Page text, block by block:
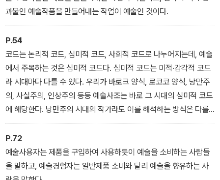
과물인 예술작품을 만들어내는 작업이 예술인 것이다.
P.54
코드는 논리적 코드, 심미적 코드, 사회적 코드로 나누어지는데, 예술
에서 주목하는 것은 심미적 코드다. 심미적 코드는 미적·감각적 코드
라 시대마다 다를 수 있다. 우리가 바로크 양식, 로코코 양식, 낭만주
의, 사실주의, 인상주의 등등 예술사조는 바로 그 시대의 심미적 코드
에 해당한다. 낭만주의 시대의 작가라도 이를 해석하는 방식은 다를
수 있기 때문에 작가마다 나름의 파롤이 있을 수 있다. 따라서 예술작
품 읽기를 할 때 그 시대의 심미적 코드인 랑그와 해당 작가의 해석인
파롤을 읽어내면 흥미롭게 작품에 다가갈 수 있다.
P.72
예술사용자는 제품을 구입하여 사용하듯이 예술을 소비하는 사람들
을 말하고, 예술경험자는 일반제품 소비와 달리 예술을 향유하는 사